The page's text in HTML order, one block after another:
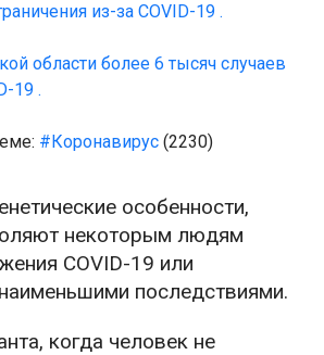
из-за COVID-19 .
области более 6 тысяч случаев
19 .
#Коронавирус (2230)
особенности,
некоторым людям
COVID-19 или
последствиями.
когда человек не